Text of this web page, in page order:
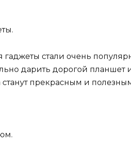
гаджеты стали очень
дарить дорогой
прекрасным и